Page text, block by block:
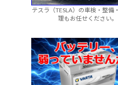
テスラ（TESLA）の車検・整備
理もお任せください。